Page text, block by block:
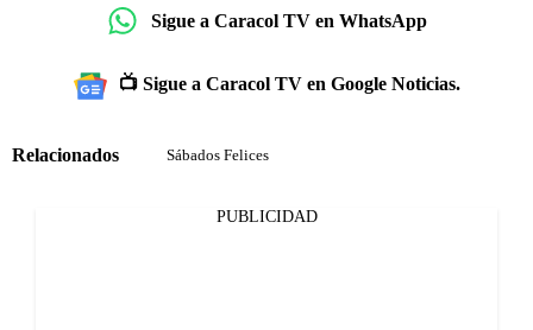
Sigue a Caracol TV en WhatsApp
📺 Sigue a Caracol TV en Google Noticias.
Relacionados Sábados Felices
PUBLICIDAD